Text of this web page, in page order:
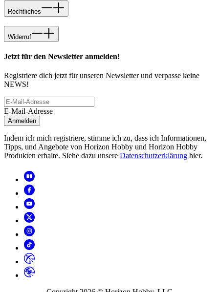
Rechtliches
Widerruf
Jetzt für den Newsletter anmelden!
Registriere dich jetzt für unseren Newsletter und verpasse keine
NEWS!
E-Mail-Adresse
Anmelden
Indem ich mich registriere, stimme ich zu, dass ich Informationen,
Tipps, und Angebote von Horizon Hobby und Horizon Hobby
Produkten erhalte. Siehe dazu unsere Datenschutzerklärung hier.